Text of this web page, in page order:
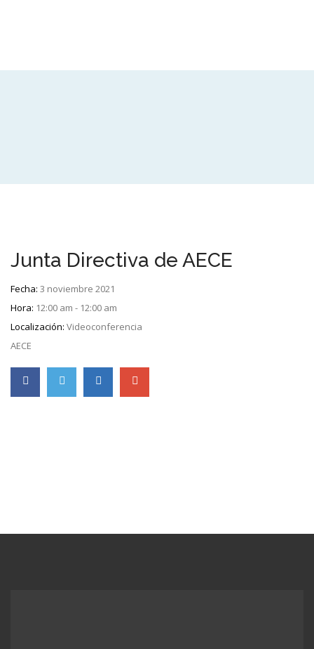
Junta Directiva de AECE
Fecha: 3 noviembre 2021
Hora: 12:00 am - 12:00 am
Localización: Videoconferencia
AECE